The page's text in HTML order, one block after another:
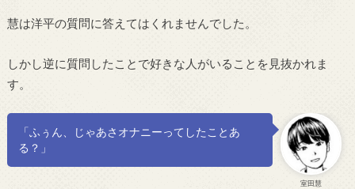
慧は洋平の質問に答えてはくれませんでした。
しかし逆に質問したことで好きな人がいることを見抜かれま
す。
室田慧
「ふぅん、じゃあさオナニーってしたことあ
る？」